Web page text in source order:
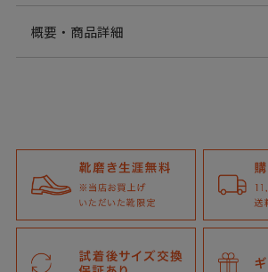
概要・商品詳細